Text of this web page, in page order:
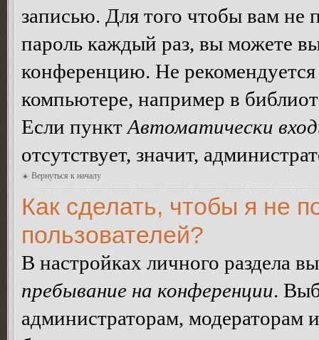
записью. Для того чтобы вам не
пароль каждый раз, вы можете
конференцию. Не
компьютере, например в
Если пункт Автоматически
отсутствует, значит,
Вернуться к началу
Как сделать, чтобы я не
пользователей?
В настройках личного раздела
пребывание на конференции.
администраторам, модераторам